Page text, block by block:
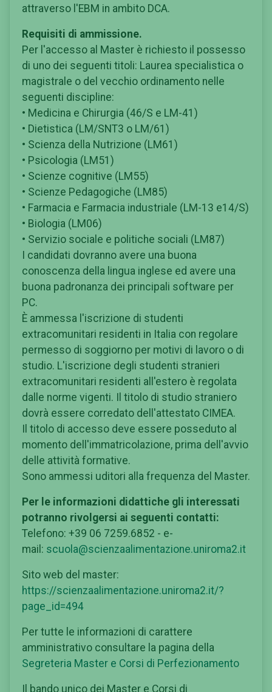
attraverso l'EBM in ambito DCA.
Requisiti di ammissione.
Per l'accesso al Master è richiesto il possesso
di uno dei seguenti titoli: Laurea specialistica o
magistrale o del vecchio ordinamento nelle
seguenti discipline:
• Medicina e Chirurgia (46/S e LM-41)
• Dietistica (LM/SNT3 o LM/61)
• Scienza della Nutrizione (LM61)
• Psicologia (LM51)
• Scienze cognitive (LM55)
• Scienze Pedagogiche (LM85)
• Farmacia e Farmacia industriale (LM-13 e14/S)
• Biologia (LM06)
• Servizio sociale e politiche sociali (LM87)
I candidati dovranno avere una buona
conoscenza della lingua inglese ed avere una
buona padronanza dei principali software per
PC.
È ammessa l'iscrizione di studenti
extracomunitari residenti in Italia con regolare
permesso di soggiorno per motivi di lavoro o di
studio. L'iscrizione degli studenti stranieri
extracomunitari residenti all'estero è regolata
dalle norme vigenti. Il titolo di studio straniero
dovrà essere corredato dell'attestato CIMEA.
Il titolo di accesso deve essere posseduto al
momento dell'immatricolazione, prima dell'avvio
delle attività formative.
Sono ammessi uditori alla frequenza del Master.
Per le informazioni didattiche gli interessati
potranno rivolgersi ai seguenti contatti:
Telefono: +39 06 7259.6852 - e-
mail: scuola@scienzaalimentazione.uniroma2.it
Sito web del master:
https://scienzaalimentazione.uniroma2.it/?
page_id=494
Per tutte le informazioni di carattere
amministrativo consultare la pagina della
Segreteria Master e Corsi di Perfezionamento
Il bando unico dei Master e Corsi di